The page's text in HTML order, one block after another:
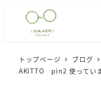
トップページ ブログ
AKITTO pin2 使っていま